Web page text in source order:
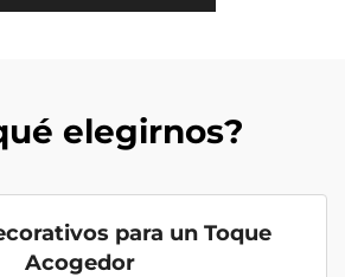
elegirnos?
para un Toque
Acogedor